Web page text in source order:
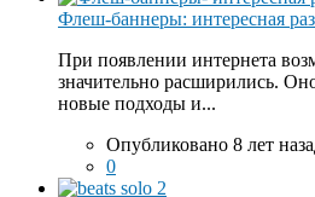
Флеш-баннеры: интересная
При появлении интернета
значительно расширились.
новые подходы и...
Опубликовано 8 лет
0